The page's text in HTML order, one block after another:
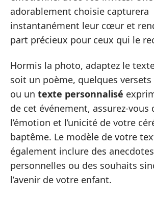
adorablement choisie capturera
instantanément leur cœur et
part précieux pour ceux qui le
Hormis la photo, adaptez le
soit un poème, quelques
ou un texte personnalisé
de cet événement, assurez-vous
l’émotion et l’unicité de votre
baptême. Le modèle de votre
également inclure des anecdotes
personnelles ou des souhaits
l’avenir de votre enfant.